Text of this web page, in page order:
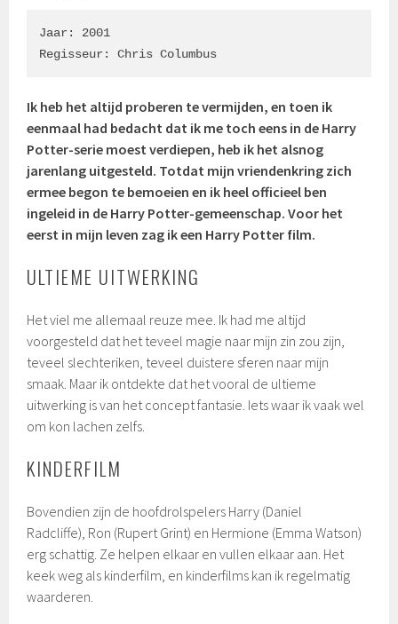
Jaar: 2001
Regisseur: Chris Columbus
Ik heb het altijd proberen te vermijden, en toen ik
eenmaal had bedacht dat ik me toch eens in de Harry
Potter-serie moest verdiepen, heb ik het alsnog
jarenlang uitgesteld. Totdat mijn vriendenkring zich
ermee begon te bemoeien en ik heel officieel ben
ingeleid in de Harry Potter-gemeenschap. Voor het
eerst in mijn leven zag ik een Harry Potter film.
ULTIEME UITWERKING
Het viel me allemaal reuze mee. Ik had me altijd
voorgesteld dat het teveel magie naar mijn zin zou zijn,
teveel slechteriken, teveel duistere sferen naar mijn
smaak. Maar ik ontdekte dat het vooral de ultieme
uitwerking is van het concept fantasie. Iets waar ik vaak wel
om kon lachen zelfs.
KINDERFILM
Bovendien zijn de hoofdrolspelers Harry (Daniel
Radcliffe), Ron (Rupert Grint) en Hermione (Emma Watson)
erg schattig. Ze helpen elkaar en vullen elkaar aan. Het
keek weg als kinderfilm, en kinderfilms kan ik regelmatig
waarderen.